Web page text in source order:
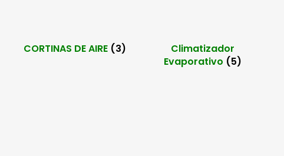
CORTINAS DE AIRE (3)
Climatizador
Evaporativo (5)